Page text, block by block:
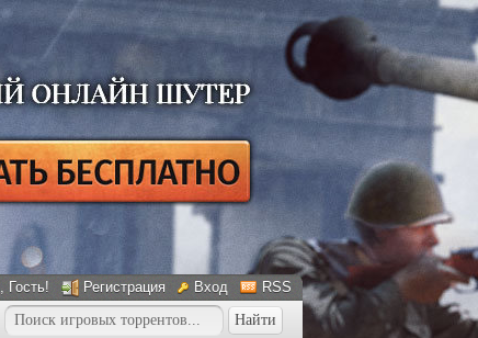
, Гость! Регистрация Вход RSS